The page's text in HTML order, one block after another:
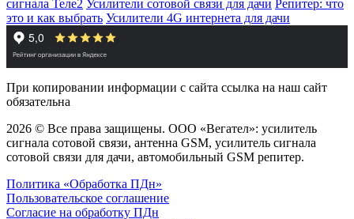
сигнала Теле2 Усилители сотовой связи для дачи Репитер: что
это и как выбрать Усилители 4G интернета для дачи
При копировании информации с сайта ссылка на наш сайт
обязательна
2026 © Все права защищены. ООО «Вегател»: усилитель
сигнала сотовой связи, антенна GSM, усилитель сигнала
сотовой связи для дачи, автомобильный GSM репитер.
Политика «Обработка ПДн»
Пользовательское соглашение
Согласие на обработку ПДн